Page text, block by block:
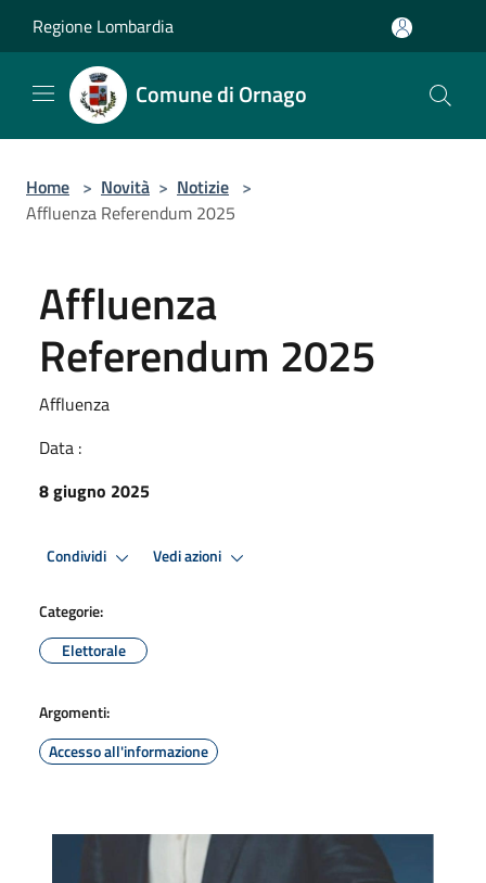
Regione Lombardia
Comune di Ornago
Home > Novità > Notizie >
Affluenza Referendum 2025
Affluenza
Referendum 2025
Affluenza
Data :
8 giugno 2025
Condividi Vedi azioni
Categorie:
Elettorale
Argomenti:
Accesso all'informazione